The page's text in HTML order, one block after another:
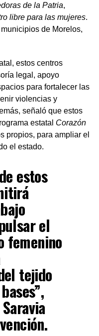
de la Patria,
libre para las mujeres.
de Morelos,
estos centros
legal, apoyo
para fortalecer las
violencias y
señaló que estos
estatal Corazón
propios, para ampliar el
el estado.
estos
el
femenino
tejido